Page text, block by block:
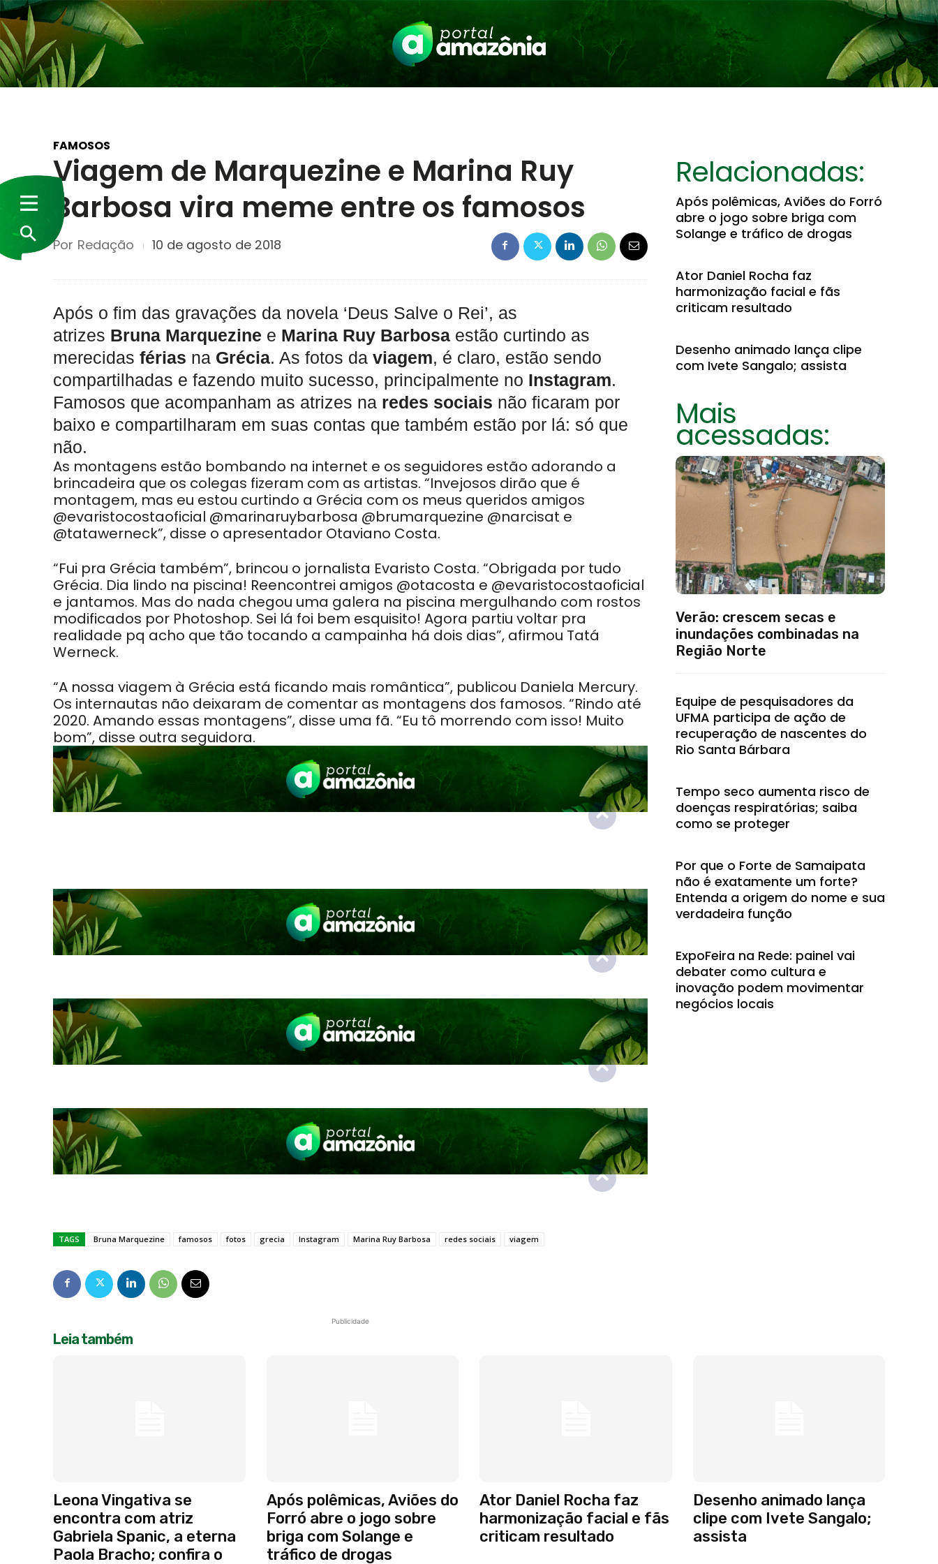
FAMOSOS
Viagem de Marquezine e Marina Ruy
Barbosa vira meme entre os famosos
Por Redação 10 de agosto de 2018
Após o fim das gravações da novela ‘Deus Salve o Rei’, as
atrizes Bruna Marquezine e Marina Ruy Barbosa estão curtindo as
merecidas férias na Grécia. As fotos da viagem, é claro, estão sendo
compartilhadas e fazendo muito sucesso, principalmente no Instagram.
Famosos que acompanham as atrizes na redes sociais não ficaram por
baixo e compartilharam em suas contas que também estão por lá: só que
não.
As montagens estão bombando na internet e os seguidores estão adorando a
brincadeira que os colegas fizeram com as artistas. “Invejosos dirão que é
montagem, mas eu estou curtindo a Grécia com os meus queridos amigos
@evaristocostaoficial @marinaruybarbosa @brumarquezine @narcisat e
@tatawerneck”, disse o apresentador Otaviano Costa.
“Fui pra Grécia também”, brincou o jornalista Evaristo Costa. “Obrigada por tudo
Grécia. Dia lindo na piscina! Reencontrei amigos @otacosta e @evaristocostaoficial
e jantamos. Mas do nada chegou uma galera na piscina mergulhando com rostos
modificados por Photoshop. Sei lá foi bem esquisito! Agora partiu voltar pra
realidade pq acho que tão tocando a campainha há dois dias”, afirmou Tatá
Werneck.
“A nossa viagem à Grécia está ficando mais romântica”, publicou Daniela Mercury.
Os internautas não deixaram de comentar as montagens dos famosos. “Rindo até
2020. Amando essas montagens”, disse uma fã. “Eu tô morrendo com isso! Muito
bom”, disse outra seguidora.
TAGS Bruna Marquezine famosos fotos grecia Instagram Marina Ruy Barbosa redes sociais viagem
Publicidade
Relacionadas:
Após polêmicas, Aviões do Forró
abre o jogo sobre briga com
Solange e tráfico de drogas
Ator Daniel Rocha faz
harmonização facial e fãs
criticam resultado
Desenho animado lança clipe
com Ivete Sangalo; assista
Mais
acessadas:
Verão: crescem secas e
inundações combinadas na
Região Norte
Equipe de pesquisadores da
UFMA participa de ação de
recuperação de nascentes do
Rio Santa Bárbara
Tempo seco aumenta risco de
doenças respiratórias; saiba
como se proteger
Por que o Forte de Samaipata
não é exatamente um forte?
Entenda a origem do nome e sua
verdadeira função
ExpoFeira na Rede: painel vai
debater como cultura e
inovação podem movimentar
negócios locais
Leia também
Leona Vingativa se
encontra com atriz
Gabriela Spanic, a eterna
Paola Bracho; confira o
Após polêmicas, Aviões do
Forró abre o jogo sobre
briga com Solange e
tráfico de drogas
Ator Daniel Rocha faz
harmonização facial e fãs
criticam resultado
Desenho animado lança
clipe com Ivete Sangalo;
assista